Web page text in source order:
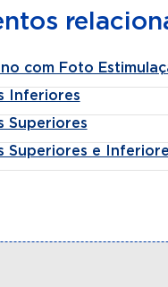
com Foto
Inferiores
Superiores
Superiores e